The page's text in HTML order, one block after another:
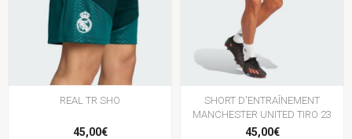
REAL TR SHO
45,00€
SHORT D'ENTRAÎNEMENT
MANCHESTER UNITED TIRO 23
45,00€